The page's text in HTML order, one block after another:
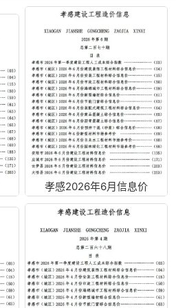
孝感2026年6月信息价